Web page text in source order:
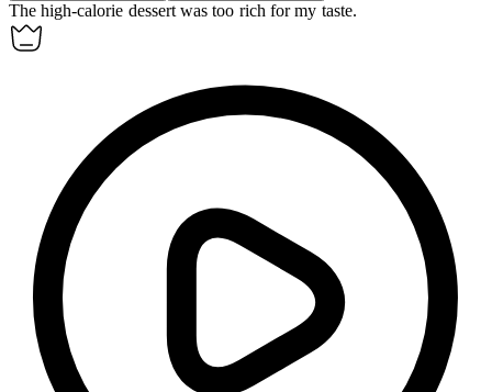
Thehigh-calorie dessert was too rich for my taste.